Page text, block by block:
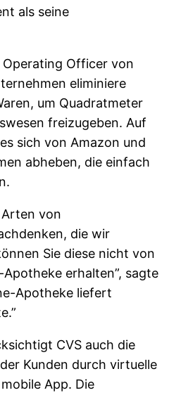
als seine
Officer von
eliminiere
um Quadratmeter
freizugeben. Auf
sich von Amazon und
abheben, die einfach
Arten von
die wir
Sie diese nicht von
erhalten”, sagte
Apotheke liefert
CVS auch die
Kunden durch virtuelle
App. Die